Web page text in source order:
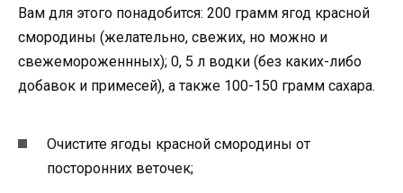
Вам для этого понадобится: 200 грамм ягод красной
смородины (желательно, свежих, но можно и
свежемороженнных); 0, 5 л водки (без каких-либо
добавок и примесей), а также 100-150 грамм сахара.
Очистите ягоды красной смородины от
посторонних веточек;